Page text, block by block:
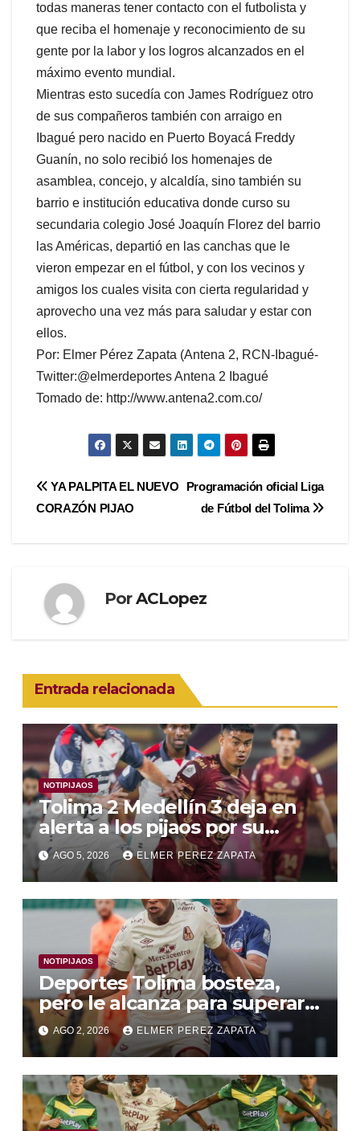
todas maneras tener contacto con el futbolista y
que reciba el homenaje y reconocimiento de su
gente por la labor y los logros alcanzados en el
máximo evento mundial.
Mientras esto sucedía con James Rodríguez otro
de sus compañeros también con arraigo en
Ibagué pero nacido en Puerto Boyacá Freddy
Guanín, no solo recibió los homenajes de
asamblea, concejo, y alcaldía, sino también su
barrio e institución educativa donde curso su
secundaria colegio José Joaquín Florez del barrio
las Américas, departió en las canchas que le
vieron empezar en el fútbol, y con los vecinos y
amigos los cuales visita con cierta regularidad y
aprovecho una vez más para saludar y estar con
ellos.
Por: Elmer Pérez Zapata (Antena 2, RCN-Ibagué-
Twitter:@elmerdeportes Antena 2 Ibagué
Tomado de: http://www.antena2.com.co/
Navegación
Programación oficial Liga
de Fútbol del Tolima
YA PALPITA EL NUEVO
CORAZÓN PIJAO
PorACLopez
Entrada relacionada
NOTIPIJAOS
Tolima 2 Medellín 3 deja en
alerta a los pijaos por su
fútbol irregular
AGO 5, 2026 ELMER PEREZ ZAPATA
NOTIPIJAOS
Deportes Tolima bosteza,
pero le alcanza para superar a
Alianza Valledupar 2 A 1
AGO 2, 2026 ELMER PEREZ ZAPATA